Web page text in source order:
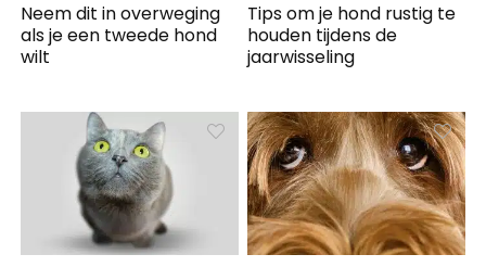
Neem dit in overweging
als je een tweede hond
wilt
Tips om je hond rustig te
houden tijdens de
jaarwisseling